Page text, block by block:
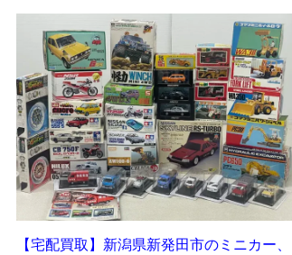
【宅配買取】新潟県新発田市のミニカー、